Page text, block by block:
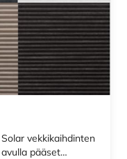
vekkikaihdinten
pääset…